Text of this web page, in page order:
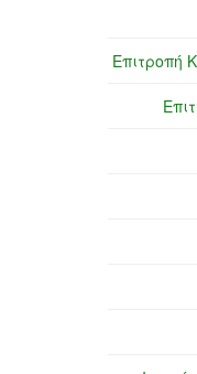
Επιτροπή